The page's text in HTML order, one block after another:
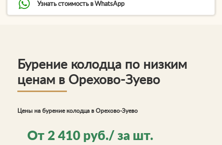
Узнать стоимость в WhatsApp
Бурение колодца по низким
ценам в Орехово-Зуево
Цены на бурение колодца в Орехово-Зуево
От 2 410 руб./ за шт.